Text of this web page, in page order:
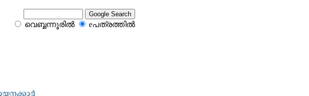
വെബ്ബന്നൂരില്‍ eപത്രത്തില്‍